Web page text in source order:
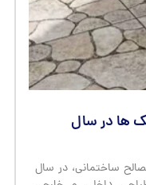
ها در سال
ساختمانی، در سال